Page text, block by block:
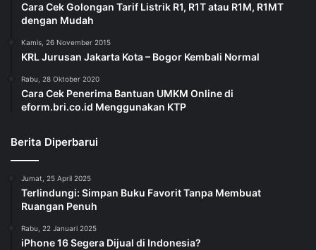
Cara Cek Golongan Tarif Listrik R1, R1T atau R1M, R1MT
dengan Mudah
Kamis, 26 November 2015
KRL Jurusan Jakarta Kota – Bogor Kembali Normal
Rabu, 28 Oktober 2020
Cara Cek Penerima Bantuan UMKM Online di
eform.bri.co.id Menggunakan KTP
Berita Diperbarui
Jumat, 25 April 2025
Terlindungi: Simpan Buku Favorit Tanpa Membuat
Ruangan Penuh
Rabu, 22 Januari 2025
iPhone 16 Segera Dijual di Indonesia?